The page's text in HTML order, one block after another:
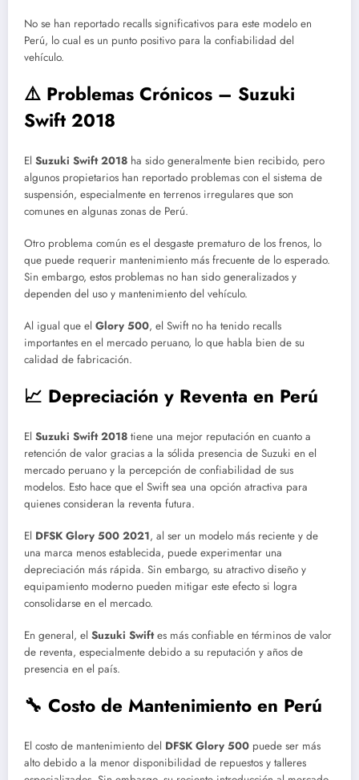
No se han reportado recalls significativos para este modelo en
Perú, lo cual es un punto positivo para la confiabilidad del
vehículo.
⚠️ Problemas Crónicos – Suzuki
Swift 2018
El Suzuki Swift 2018 ha sido generalmente bien recibido, pero
algunos propietarios han reportado problemas con el sistema de
suspensión, especialmente en terrenos irregulares que son
comunes en algunas zonas de Perú.
Otro problema común es el desgaste prematuro de los frenos, lo
que puede requerir mantenimiento más frecuente de lo esperado.
Sin embargo, estos problemas no han sido generalizados y
dependen del uso y mantenimiento del vehículo.
Al igual que el Glory 500, el Swift no ha tenido recalls
importantes en el mercado peruano, lo que habla bien de su
calidad de fabricación.
📈 Depreciación y Reventa en Perú
El Suzuki Swift 2018 tiene una mejor reputación en cuanto a
retención de valor gracias a la sólida presencia de Suzuki en el
mercado peruano y la percepción de confiabilidad de sus
modelos. Esto hace que el Swift sea una opción atractiva para
quienes consideran la reventa futura.
El DFSK Glory 500 2021, al ser un modelo más reciente y de
una marca menos establecida, puede experimentar una
depreciación más rápida. Sin embargo, su atractivo diseño y
equipamiento moderno pueden mitigar este efecto si logra
consolidarse en el mercado.
En general, el Suzuki Swiftes más confiable en términos de valor
de reventa, especialmente debido a su reputación y años de
presencia en el país.
🔧 Costo de Mantenimiento en Perú
El costo de mantenimiento del DFSK Glory 500 puede ser más
alto debido a la menor disponibilidad de repuestos y talleres